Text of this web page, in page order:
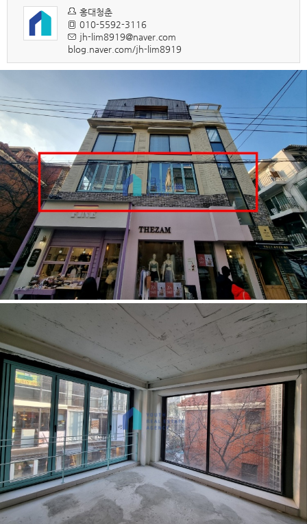
홍대청춘
010-5592-3116
jh-lim8919@naver.com
blog.naver.com/jh-lim8919